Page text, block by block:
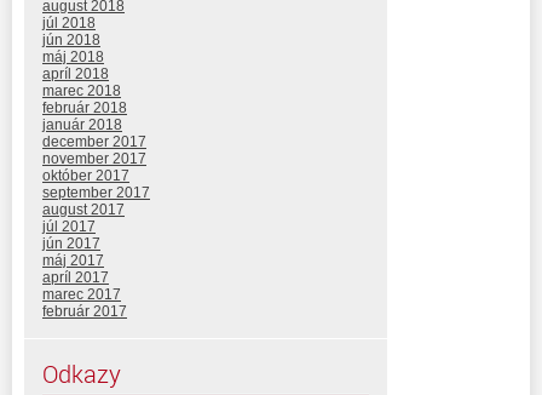
august 2018
júl 2018
jún 2018
máj 2018
apríl 2018
marec 2018
február 2018
január 2018
december 2017
november 2017
október 2017
september 2017
august 2017
júl 2017
jún 2017
máj 2017
apríl 2017
marec 2017
február 2017
Odkazy